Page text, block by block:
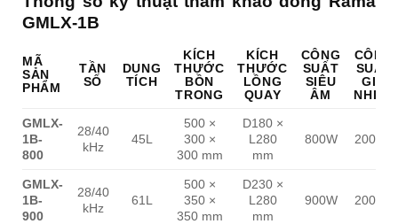
GMLX-1B
MÃ
SẢN
PHẨM
TẦN
SỐ
DUNG
TÍCH
KÍCH
THƯỚC
BỒN
TRONG
KÍCH
THƯỚC
LỒNG
QUAY
CÔNG
SUẤT
SIÊU
ÂM
CÔNG
SUẤT
GIA
NHIỆT
GMLX-
1B-
800
28/40
kHz
45L
500 ×
300 ×
300 mm
D180 ×
L280
mm
800W 2000W
GMLX-
1B-
900
28/40
kHz
61L
500 ×
350 ×
350 mm
D230 ×
L280
mm
900W 2000W